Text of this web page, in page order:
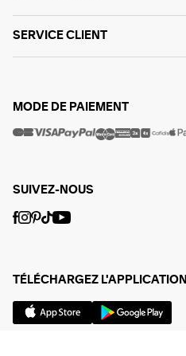
SERVICE CLIENT
MODE DE PAIEMENT
SUIVEZ-NOUS
TÉLÉCHARGEZ L'APPLICATION